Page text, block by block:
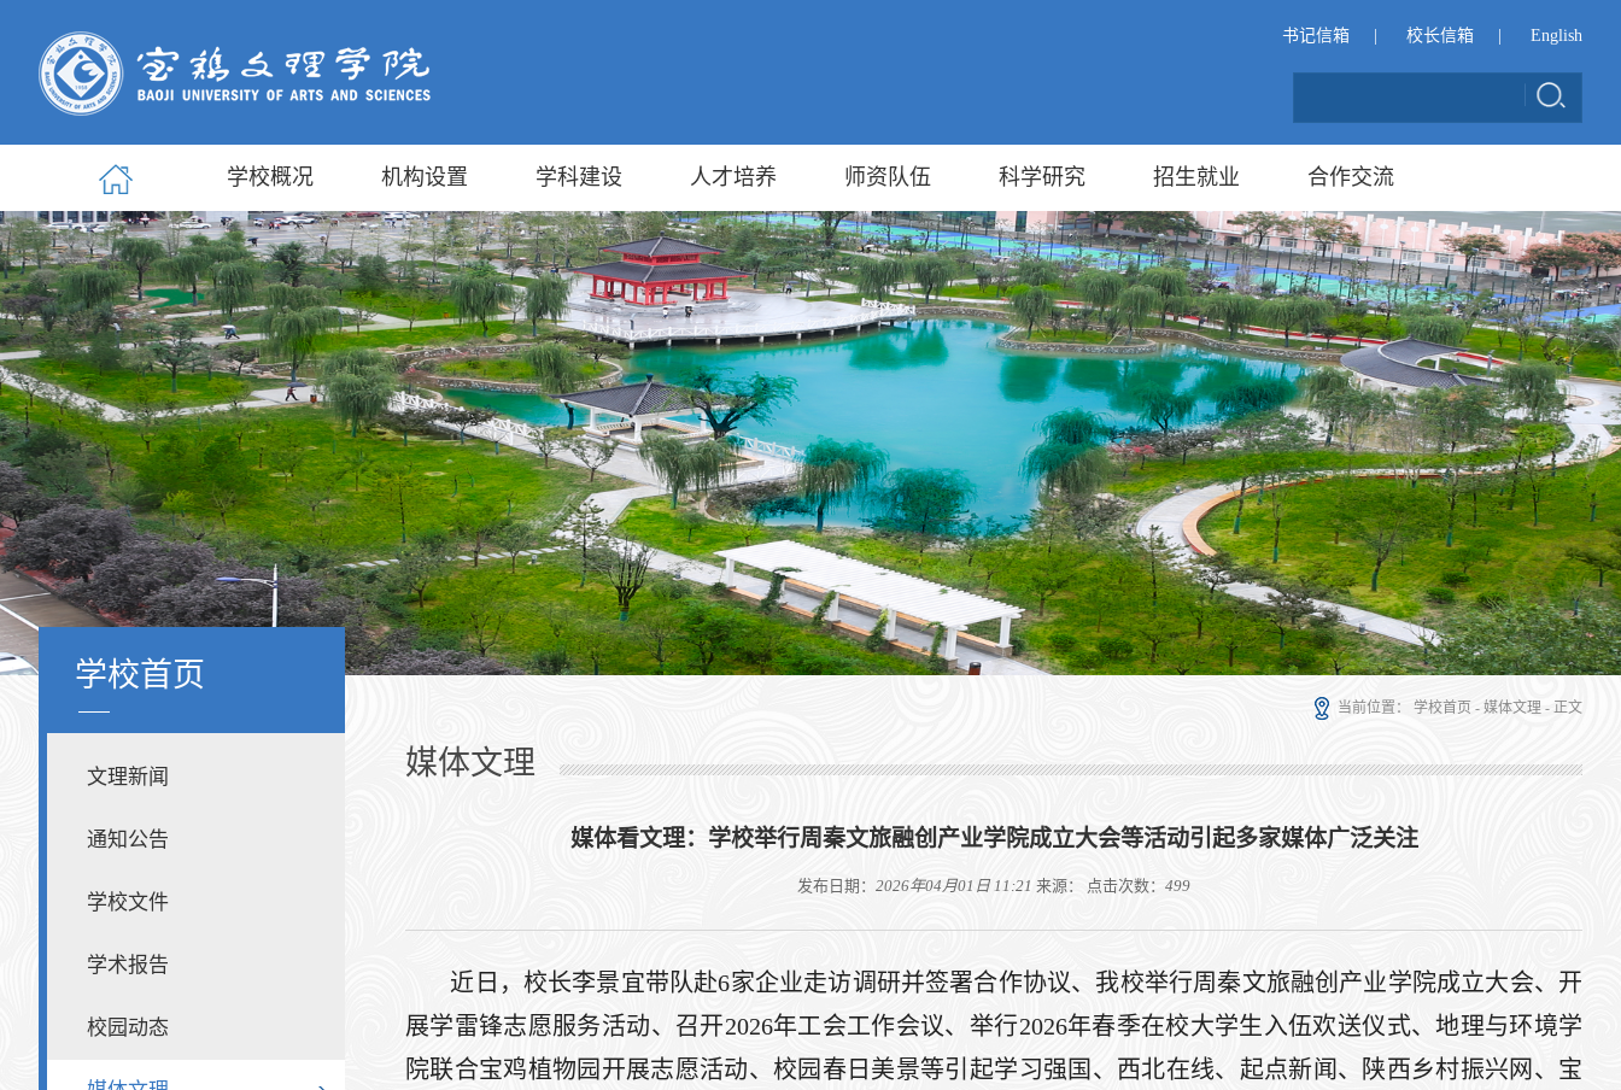
书记信箱 校长信箱 English
学校概况 机构设置 学科建设 人才培养 师资队伍 科学研究 招生就业 合作交流
学校首页
文理新闻
通知公告
学校文件
学术报告
校园动态
当前位置： 学校首页 - 媒体文理 - 正文
媒体文理
媒体看文理：学校举行周秦文旅融创产业学院成立大会等活动引起多家媒体广泛关注
发布日期： 2026年04月01日 11:21 来源： 点击次数： 499
近日，校长李景宜带队赴6家企业走访调研并签署合作协议、我校举行周秦文旅融创产业学院成立大会、 开
展学雷锋志愿服务活动、 召开2026年工会工作会议、举行2026年春季在校大学生入伍欢送仪式、地理与环境学
院联合宝鸡植物园开展志愿活动、校园春日美景等引起学习强国、西北在线、起点新闻、陕西乡村振兴网、宝